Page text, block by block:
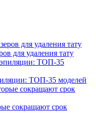
для удаления тату
ТОП-35 моделей
сокращают срок